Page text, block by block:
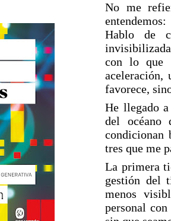
No me
Hablo de
con lo que
aceleración,
favorece,
He llegado
del océano
condicionan
tres que me
La primera
gestión del
menos
personal